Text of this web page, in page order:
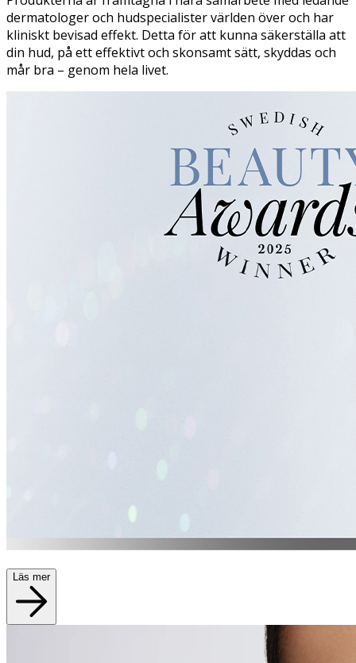
dermatologer och hudspecialister världen över och har
kliniskt bevisad effekt. Detta för att kunna säkerställa att
din hud, på ett effektivt och skonsamt sätt, skyddas och
mår bra – genom hela livet.
Läs mer